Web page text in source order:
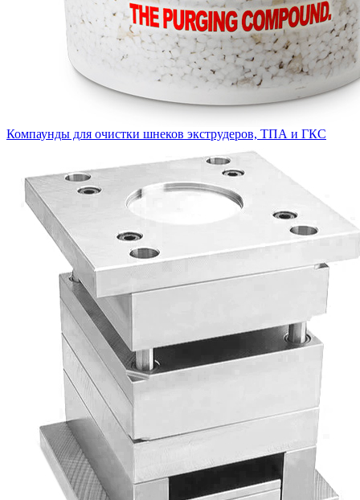
Компаунды для очистки шнеков экструдеров, ТПА и ГКС